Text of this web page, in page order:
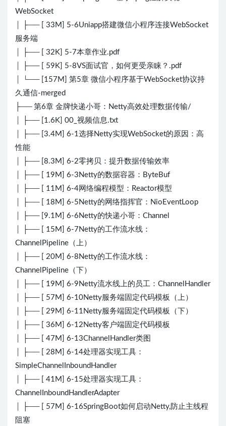
WebSocket
│ ├── [ 33M] 5-6Uniapp搭建微信小程序连接WebSocket
服务端
│ ├── [ 32K] 5-7本章作业.pdf
│ ├── [ 59K] 5-8VS面试官，如何更受亲睐？.pdf
│ └── [157M] 第5章 微信小程序基于WebSocket协议持
久通信-merged
├── 第6章 金牌快递小哥：Netty高效处理数据传输/
│ ├── [1.6K] 00_视频信息.txt
│ ├── [3.4M] 6-1选择Netty实现WebSocket的原因：高
性能
│ ├── [8.3M] 6-2零拷贝：提升数据传输效率
│ ├── [ 19M] 6-3Netty的数据容器：ByteBuf
│ ├── [ 11M] 6-4网络编程模型：Reactor模型
│ ├── [ 18M] 6-5Netty的网络指挥官：NioEventLoop
│ ├── [9.1M] 6-6Netty的快递小哥：Channel
│ ├── [ 15M] 6-7Netty的工作流水线：
ChannelPipeline（上）
│ ├── [ 20M] 6-8Netty的工作流水线：
ChannelPipeline（下）
│ ├── [ 19M] 6-9Netty流水线上的员工：ChannelHandler
│ ├── [ 57M] 6-10Netty服务端固定代码模板（上）
│ ├── [ 29M] 6-11Netty服务端固定代码模板（下）
│ ├── [ 36M] 6-12Netty客户端固定代码模板
│ ├── [ 47M] 6-13ChannelHandler类图
│ ├── [ 28M] 6-14处理器实现工具：
SimpleChannelInboundHandler
│ ├── [ 41M] 6-15处理器实现工具：
ChannelInboundHandlerAdapter
│ ├── [ 57M] 6-16SpringBoot如何启动Netty,防止主线程
阻塞